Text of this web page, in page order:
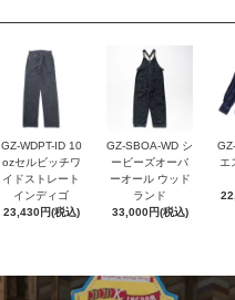
GZ-WDPT-ID 10
ozセルビッチワ
イドストレート
インディゴ
23,430円(税込)
GZ-SBOA-WD シ
ービーズオーバ
ーオール ウッド
ランド
33,000円(税込)
エ